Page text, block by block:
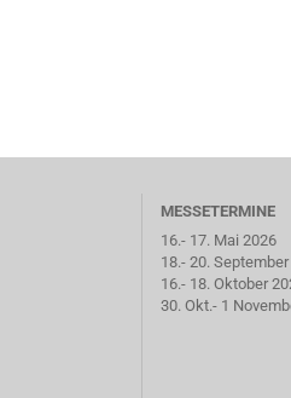
MESSETERMINE
16.- 17. Mai 2026
18.- 20.
16.- 18. Oktober
30. Okt.- 1